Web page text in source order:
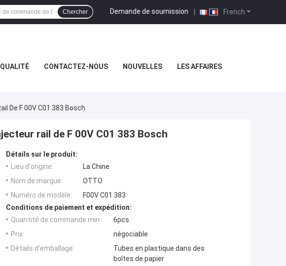
French
Demande de soumission |
Chercher
CONTACTEZ-NOUS NOUVELLES LES AFFAIRES
De F 00V C01 383 Bosch
rail de F 00V C01 383 Bosch
Détails sur le produit:
Lieu d'origine:
La Chine
Nom de marque:
OTTO
Numéro de modèle:
F00V C01 383
Conditions de paiement et expédition:
Quantité de commande min:
6pcs
Prix:
négociable
Détails d'emballage:
Tubes en plastique dans des
boîtes de papier